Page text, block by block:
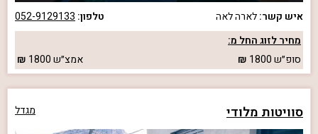
איש קשר:לארה לאה טלפון: 052-9129133
מחיר לזוג החל מ:
סופ״ש1800 אמצ״ש1800
סוויטות מלודי מגדל